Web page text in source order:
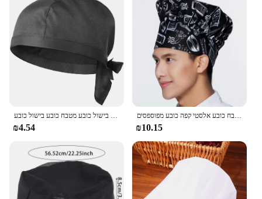
שפים יוניסקס כובע פיראט כובע מקלחת קייטרינג כובעים גולגולת מסעדה אוכל שף כובע בישול כובע מטבח כובע בישול כובע
₪4.54
כובע שף שחור כובע שף כמוסות גברים מתכווננים מטבח כובע אלסטי קפה כובע מפוספסים
₪10.15